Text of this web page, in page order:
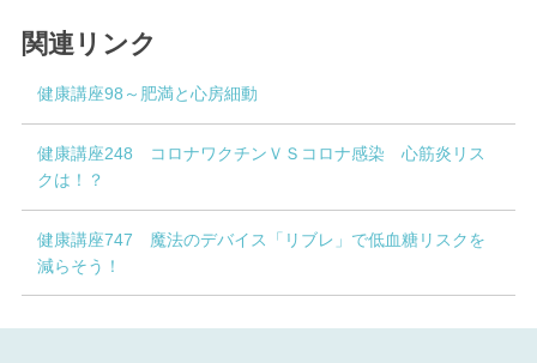
関連リンク
健康講座98～肥満と心房細動
健康講座248 コロナワクチンＶＳコロナ感染 心筋炎リス
クは！？
健康講座747 魔法のデバイス「リブレ」で低血糖リスクを
減らそう！